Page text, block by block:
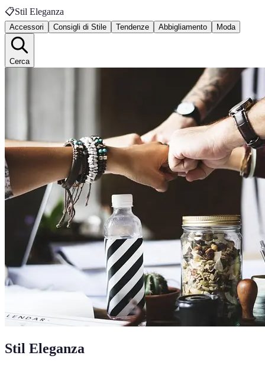
📋Stil Eleganza
Accessori Consigli di Stile Tendenze Abbigliamento Moda
Cerca
Stil Eleganza